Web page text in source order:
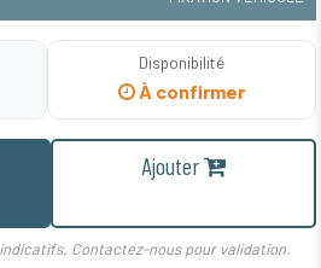
Disponibilité
À confirmer
Ajouter
Contactez-nous pour validation.